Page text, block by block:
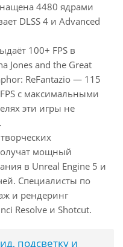
4480 ядрами
DLSS 4 и Advanced
100+ FPS в
Jones and the Great
ReFantazio — 115
с максимальными
эти игры не
мощный
в Unreal Engine 5 и
Специалисты по
и рендеринг
Resolve и Shotcut.
подсветку и